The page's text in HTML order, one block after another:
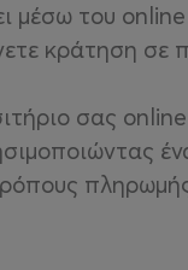
μέσω του
κράτηση σε
σας